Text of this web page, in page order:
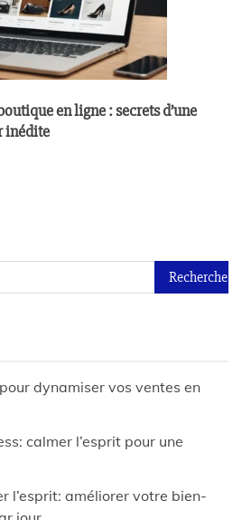
en ligne : secrets d’une
inédite
dynamiser vos ventes en
calmer l’esprit pour une
l’esprit: améliorer votre bien-